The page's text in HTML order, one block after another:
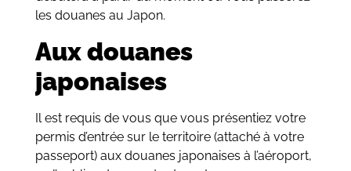
les douanes au Japon.
Aux douanes
japonaises
Il est requis de vous que vous présentiez votre
permis d’entrée sur le territoire (attaché à votre
passeport) aux douanes japonaises à l’aéroport,